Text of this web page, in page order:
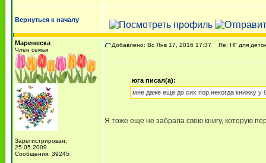
Вернуться к началу
Маринеска
Член семьи
Зарегистрирован:
25.05.2009
Сообщения: 39245
Добавлено: Вс Янв 17, 2016 17:37 Re: НГ для
юга писал(а):
мне даже еще до сих пор некогда книжку у
Я тоже еще не забрала свою книгу, которую